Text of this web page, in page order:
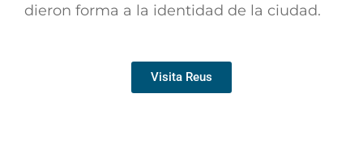
dieron forma a la identidad de la ciudad.
Visita Reus